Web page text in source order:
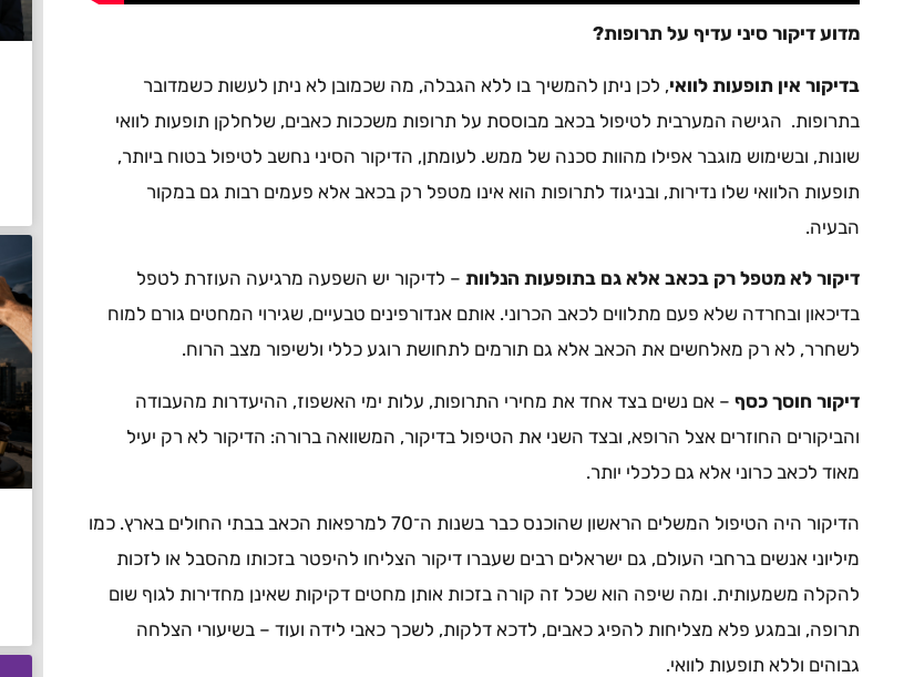
מדוע דיקור סיני עדיף על תרופות?
בדיקור אין תופעות לוואי, לכן ניתן להמשיך בו ללא הגבלה, מה שכמובן לא ניתן לעשות כשמדובר
בתרופות. הגישה המערבית לטיפול בכאב מבוססת על תרופות משככות כאבים, שלחלקן תופעות לוואי
שונות, ובשימוש מוגבר אפילו מהוות סכנה של ממש. לעומתן, הדיקור הסיני נחשב לטיפול בטוח ביותר,
תופעות הלוואי שלו נדירות, ובניגוד לתרופות הוא אינו מטפל רק בכאב אלא פעמים רבות גם במקור
הבעיה.
דיקור לא מטפל רק בכאב אלא גם בתופעות הנלוות – לדיקור יש השפעה מרגיעה העוזרת לטפל
בדיכאון ובחרדה שלא פעם מתלווים לכאב הכרוני. אותם אנדורפינים טבעיים, שגירוי המחטים גורם למוח
לשחרר, לא רק מאלחשים את הכאב אלא גם תורמים לתחושת רוגע כללי ולשיפור מצב הרוח.
דיקור חוסך כסף – אם נשים בצד אחד את מחירי התרופות, עלות ימי האשפוז, ההיעדרות מהעבודה
והביקורים החוזרים אצל הרופא, ובצד השני את הטיפול בדיקור, המשוואה ברורה: הדיקור לא רק יעיל
מאוד לכאב כרוני אלא גם כלכלי יותר.
הדיקור היה הטיפול המשלים הראשון שהוכנס כבר בשנות ה־70 למרפאות הכאב בבתי החולים בארץ. כמו
מיליוני אנשים ברחבי העולם, גם ישראלים רבים שעברו דיקור הצליחו להיפטר בזכותו מהסבל או לזכות
להקלה משמעותית. ומה שיפה הוא שכל זה קורה בזכות אותן מחטים דקיקות שאינן מחדירות לגוף שום
תרופה, ובמגע פלא מצליחות להפיג כאבים, לדכא דלקות, לשכך כאבי לידה ועוד – בשיעורי הצלחה
גבוהים וללא תופעות לוואי.